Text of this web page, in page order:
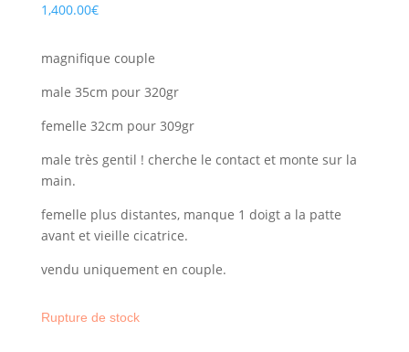
1,400.00€
magnifique couple
male 35cm pour 320gr
femelle 32cm pour 309gr
male très gentil ! cherche le contact et monte sur la
main.
femelle plus distantes, manque 1 doigt a la patte
avant et vieille cicatrice.
vendu uniquement en couple.
Rupture de stock